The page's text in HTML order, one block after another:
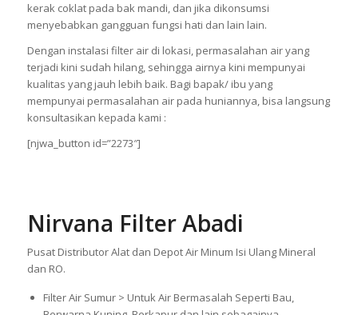
kerak coklat pada bak mandi, dan jika dikonsumsi
menyebabkan gangguan fungsi hati dan lain lain.
Dengan instalasi filter air di lokasi, permasalahan air yang
terjadi kini sudah hilang, sehingga airnya kini mempunyai
kualitas yang jauh lebih baik. Bagi bapak/ ibu yang
mempunyai permasalahan air pada huniannya, bisa langsung
konsultasikan kepada kami :
[njwa_button id=”2273″]
Nirvana Filter Abadi
Pusat Distributor Alat dan Depot Air Minum Isi Ulang Mineral
dan RO.
Filter Air Sumur > Untuk Air Bermasalah Seperti Bau,